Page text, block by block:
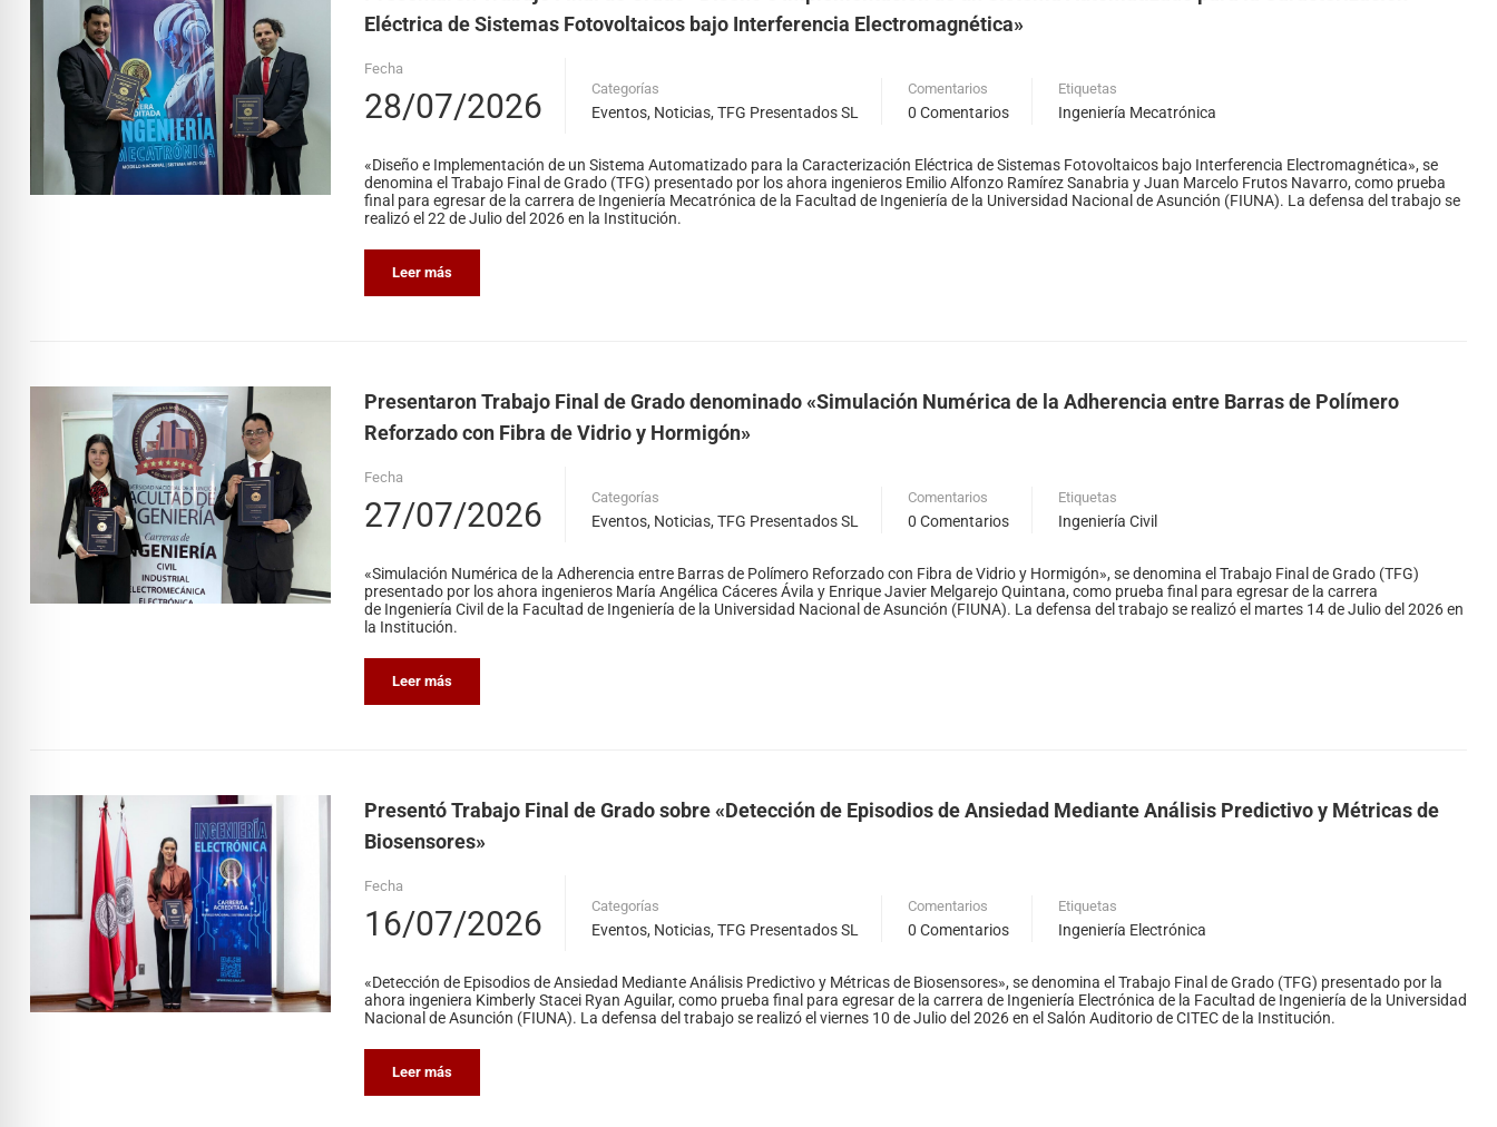
Eléctrica de Sistemas Fotovoltaicos bajo Interferencia Electromagnética»
Fecha
28/07/2026 Categorías
Eventos, Noticias, TFG Presentados SL
Comentarios
0 Comentarios
Etiquetas
Ingeniería Mecatrónica
«Diseño e Implementación de un Sistema Automatizado para la Caracterización Eléctrica de Sistemas Fotovoltaicos bajo Interferencia Electromagnética», se
denomina el Trabajo Final de Grado (TFG) presentado por los ahora ingenieros Emilio Alfonzo Ramírez Sanabria y Juan Marcelo Frutos Navarro, como prueba
final para egresar de la carrera de Ingeniería Mecatrónica de la Facultad de Ingeniería de la Universidad Nacional de Asunción (FIUNA). La defensa del trabajo se
realizó el 22 de Julio del 2026 en la Institución.
Leer más
Presentaron Trabajo Final de Grado denominado «Simulación Numérica de la Adherencia entre Barras de Polímero
Reforzado con Fibra de Vidrio y Hormigón»
Fecha
27/07/2026 Categorías
Eventos, Noticias, TFG Presentados SL
Comentarios
0 Comentarios
Etiquetas
Ingeniería Civil
«Simulación Numérica de la Adherencia entre Barras de Polímero Reforzado con Fibra de Vidrio y Hormigón», se denomina el Trabajo Final de Grado (TFG)
presentado por los ahora ingenieros María Angélica Cáceres Ávila y Enrique Javier Melgarejo Quintana, como prueba final para egresar de la carrera
de Ingeniería Civil de la Facultad de Ingeniería de la Universidad Nacional de Asunción (FIUNA). La defensa del trabajo se realizó el martes 14 de Julio del 2026 en
la Institución.
Leer más
Presentó Trabajo Final de Grado sobre «Detección de Episodios de Ansiedad Mediante Análisis Predictivo y Métricas de
Biosensores»
Fecha
16/07/2026 Categorías
Eventos, Noticias, TFG Presentados SL
Comentarios
0 Comentarios
Etiquetas
Ingeniería Electrónica
«Detección de Episodios de Ansiedad Mediante Análisis Predictivo y Métricas de Biosensores», se denomina el Trabajo Final de Grado (TFG) presentado por la
ahora ingeniera Kimberly Stacei Ryan Aguilar, como prueba final para egresar de la carrera de Ingeniería Electrónica de la Facultad de Ingeniería de la Universidad
Nacional de Asunción (FIUNA). La defensa del trabajo se realizó el viernes 10 de Julio del 2026 en el Salón Auditorio de CITEC de la Institución.
Leer más